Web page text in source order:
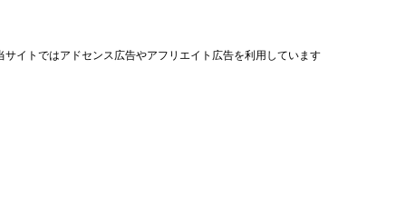
サイトではアドセンス広告やアフリエイト広告を利用しています